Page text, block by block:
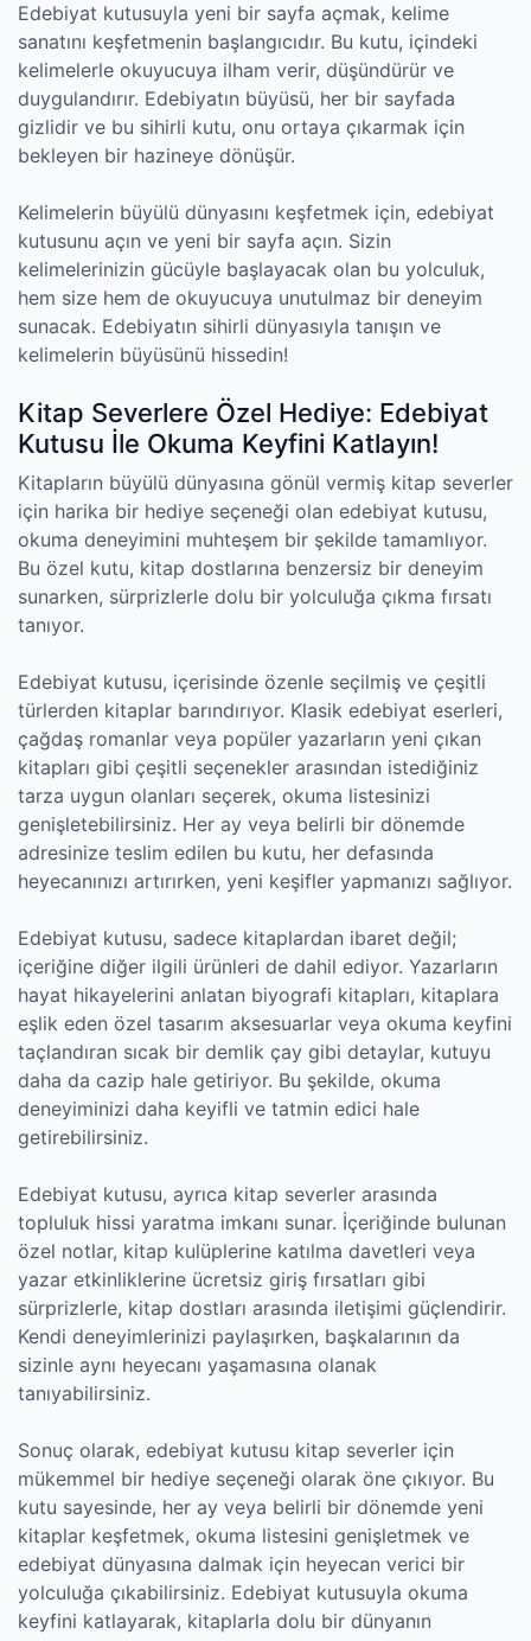
Edebiyat kutusuyla yeni bir sayfa açmak, kelime
sanatını keşfetmenin başlangıcıdır. Bu kutu, içindeki
kelimelerle okuyucuya ilham verir, düşündürür ve
duygulandırır. Edebiyatın büyüsü, her bir sayfada
gizlidir ve bu sihirli kutu, onu ortaya çıkarmak için
bekleyen bir hazineye dönüşür.
Kelimelerin büyülü dünyasını keşfetmek için, edebiyat
kutusunu açın ve yeni bir sayfa açın. Sizin
kelimelerinizin gücüyle başlayacak olan bu yolculuk,
hem size hem de okuyucuya unutulmaz bir deneyim
sunacak. Edebiyatın sihirli dünyasıyla tanışın ve
kelimelerin büyüsünü hissedin!
Kitap Severlere Özel Hediye: Edebiyat
Kutusu İle Okuma Keyfini Katlayın!
Kitapların büyülü dünyasına gönül vermiş kitap severler
için harika bir hediye seçeneği olan edebiyat kutusu,
okuma deneyimini muhteşem bir şekilde tamamlıyor.
Bu özel kutu, kitap dostlarına benzersiz bir deneyim
sunarken, sürprizlerle dolu bir yolculuğa çıkma fırsatı
tanıyor.
Edebiyat kutusu, içerisinde özenle seçilmiş ve çeşitli
türlerden kitaplar barındırıyor. Klasik edebiyat eserleri,
çağdaş romanlar veya popüler yazarların yeni çıkan
kitapları gibi çeşitli seçenekler arasından istediğiniz
tarza uygun olanları seçerek, okuma listesinizi
genişletebilirsiniz. Her ay veya belirli bir dönemde
adresinize teslim edilen bu kutu, her defasında
heyecanınızı artırırken, yeni keşifler yapmanızı sağlıyor.
Edebiyat kutusu, sadece kitaplardan ibaret değil;
içeriğine diğer ilgili ürünleri de dahil ediyor. Yazarların
hayat hikayelerini anlatan biyografi kitapları, kitaplara
eşlik eden özel tasarım aksesuarlar veya okuma keyfini
taçlandıran sıcak bir demlik çay gibi detaylar, kutuyu
daha da cazip hale getiriyor. Bu şekilde, okuma
deneyiminizi daha keyifli ve tatmin edici hale
getirebilirsiniz.
Edebiyat kutusu, ayrıca kitap severler arasında
topluluk hissi yaratma imkanı sunar. İçeriğinde bulunan
özel notlar, kitap kulüplerine katılma davetleri veya
yazar etkinliklerine ücretsiz giriş fırsatları gibi
sürprizlerle, kitap dostları arasında iletişimi güçlendirir.
Kendi deneyimlerinizi paylaşırken, başkalarının da
sizinle aynı heyecanı yaşamasına olanak
tanıyabilirsiniz.
Sonuç olarak, edebiyat kutusu kitap severler için
mükemmel bir hediye seçeneği olarak öne çıkıyor. Bu
kutu sayesinde, her ay veya belirli bir dönemde yeni
kitaplar keşfetmek, okuma listesini genişletmek ve
edebiyat dünyasına dalmak için heyecan verici bir
yolculuğa çıkabilirsiniz. Edebiyat kutusuyla okuma
keyfini katlayarak, kitaplarla dolu bir dünyanın